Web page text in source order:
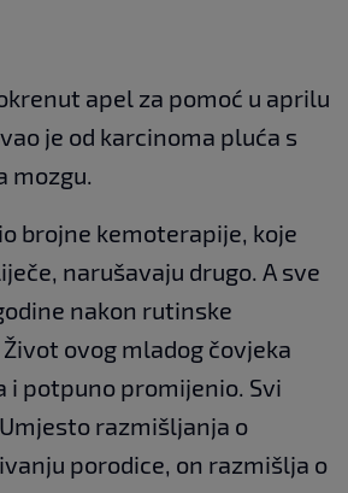
apel za pomoć u aprilu
je od karcinoma pluća s
mozgu.
brojne kemoterapije, koje
narušavaju drugo. A sve
nakon rutinske
ovog mladog čovjeka
i potpuno promijenio. Svi
razmišljanja o
porodice, on razmišlja o